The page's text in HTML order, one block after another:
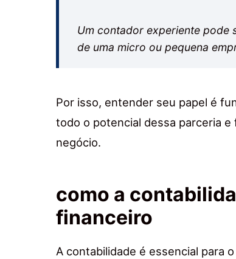
Um contador experiente pode
de uma micro ou pequena
Por isso, entender seu papel é
todo o potencial dessa parceria
negócio.
como a
financeiro
A contabilidade é essencial para o